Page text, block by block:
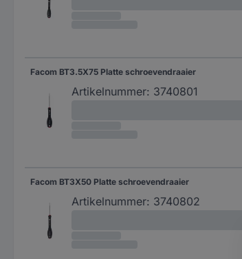
Facom BT3.5X75 Platte schroevendraaier
Artikelnummer: 3740801
Facom BT3X50 Platte schroevendraaier
Artikelnummer: 3740802